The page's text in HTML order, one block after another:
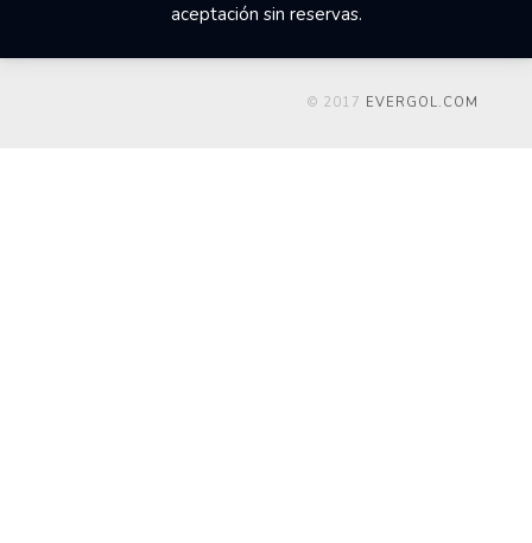
aceptación sin reservas.
© 2017 EVERGOL.COM